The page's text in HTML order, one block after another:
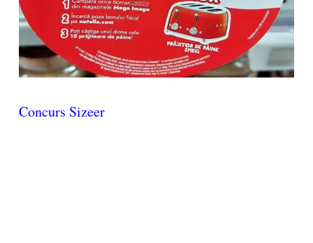
Concurs Sizeer